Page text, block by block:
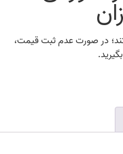
در صورت عدم ثبت قیمت،